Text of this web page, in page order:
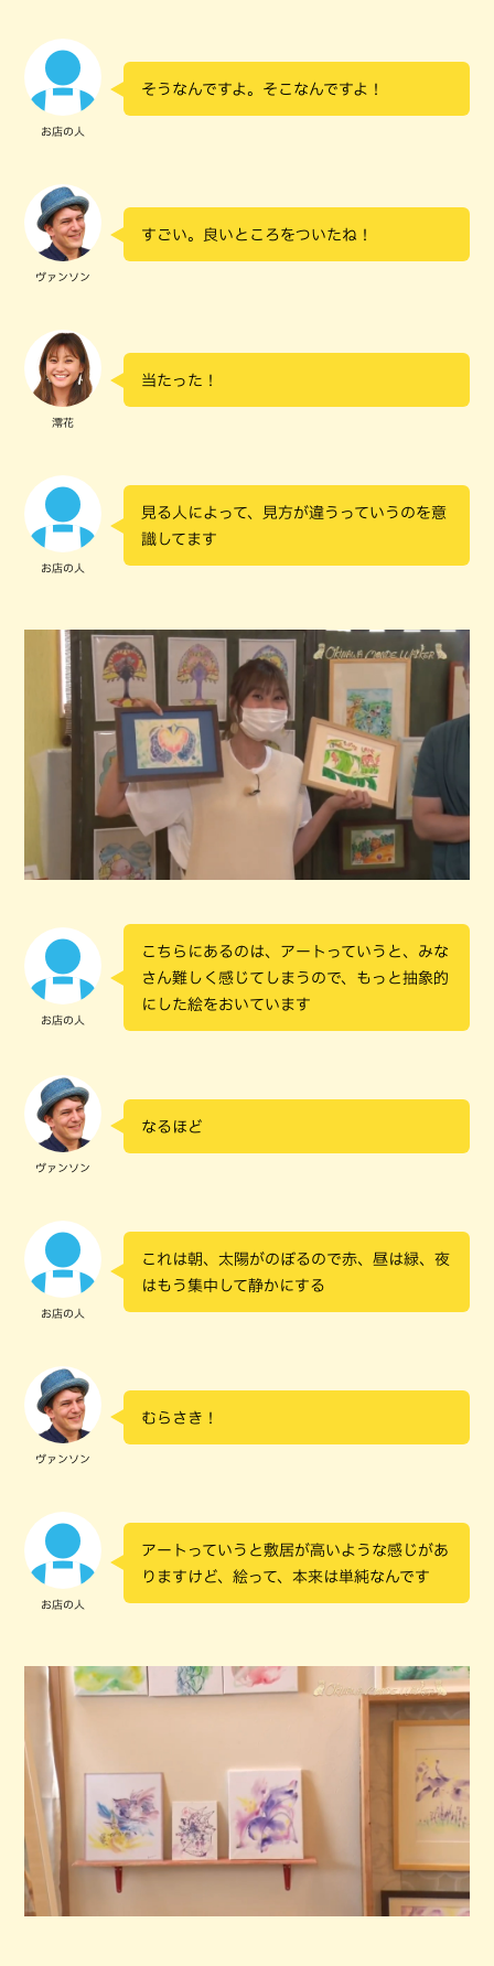
お店の人
そうなんですよ。そこなんですよ！
ヴァンソン
すごい。良いところをついたね！
澪花
当たった！
お店の人
見る人によって、見方が違うっていうのを意
識してます
お店の人
こちらにあるのは、アートっていうと、みな
さん難しく感じてしまうので、もっと抽象的
にした絵をおいています
ヴァンソン
なるほど
お店の人
これは朝、太陽がのぼるので赤、昼は緑、夜
はもう集中して静かにする
ヴァンソン
むらさき！
お店の人
アートっていうと敷居が高いような感じがあ
りますけど、絵って、本来は単純なんです